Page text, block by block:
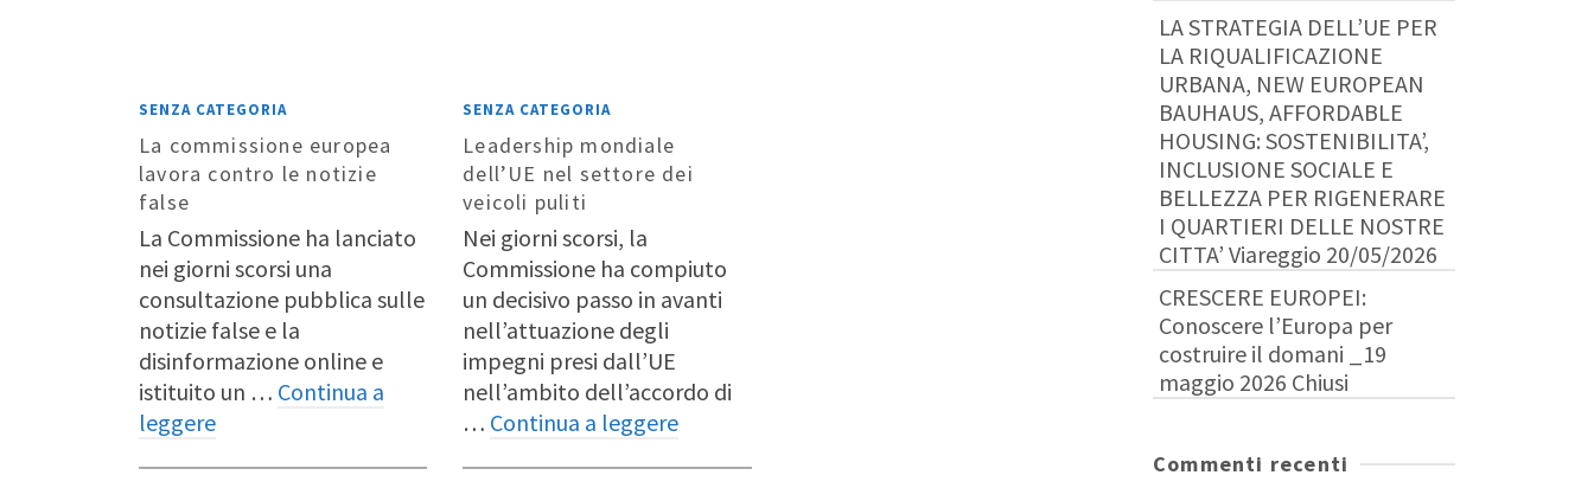
SENZA CATEGORIA
La commissione europea
lavora contro le notizie
false
La Commissione ha lanciato
nei giorni scorsi una
consultazione pubblica sulle
notizie false e la
disinformazione online e
istituito un … Continua a
leggere
SENZA CATEGORIA
Leadership mondiale
dell’UE nel settore dei
veicoli puliti
Nei giorni scorsi, la
Commissione ha compiuto
un decisivo passo in avanti
nell’attuazione degli
impegni presi dall’UE
nell’ambito dell’accordo di
… Continua a leggere
LA STRATEGIA DELL’UE PER
LA RIQUALIFICAZIONE
URBANA, NEW EUROPEAN
BAUHAUS, AFFORDABLE
HOUSING: SOSTENIBILITA’,
INCLUSIONE SOCIALE E
BELLEZZA PER RIGENERARE
I QUARTIERI DELLE NOSTRE
CITTA’ Viareggio 20/05/2026
CRESCERE EUROPEI:
Conoscere l’Europa per
costruire il domani _19
maggio 2026 Chiusi
Commenti recenti